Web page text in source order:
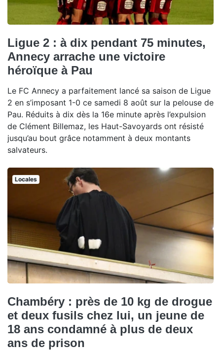
Ligue 2 : à dix pendant 75 minutes,
Annecy arrache une victoire
héroïque à Pau
Le FC Annecy a parfaitement lancé sa saison de Ligue
2 en s’imposant 1-0 ce samedi 8 août sur la pelouse de
Pau. Réduits à dix dès la 16e minute après l’expulsion
de Clément Billemaz, les Haut-Savoyards ont résisté
jusqu’au bout grâce notamment à deux montants
salvateurs.
Locales
Chambéry : près de 10 kg de drogue
et deux fusils chez lui, un jeune de
18 ans condamné à plus de deux
ans de prison